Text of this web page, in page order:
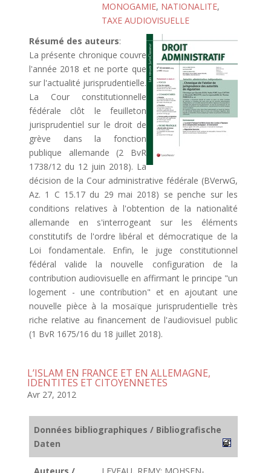
MONOGAMIE, NATIONALITE,
TAXE AUDIOVISUELLE
Résumé des auteurs:
La présente chronique couvre
l'année 2018 et ne porte que
sur l'actualité jurisprudentielle.
La Cour constitutionnelle
fédérale clôt le feuilleton
jurisprudentiel sur le droit de
grève dans la fonction
publique allemande (2 BvR
1738/12 du 12 juin 2018). La
décision de la Cour administrative fédérale (BVerwG,
Az. 1 C 15.17 du 29 mai 2018) se penche sur les
conditions relatives à l'obtention de la nationalité
allemande en s'interrogeant sur les éléments
constitutifs de l'ordre libéral et démocratique de la
Loi fondamentale. Enfin, le juge constitutionnel
fédéral valide la nouvelle configuration de la
contribution audiovisuelle en affirmant le principe "un
logement - une contribution" et en ajoutant une
nouvelle pièce à la mosaïque jurisprudentielle très
riche relative au financement de l'audiovisuel public
(1 BvR 1675/16 du 18 juillet 2018).
L’ISLAM EN FRANCE ET EN ALLEMAGNE,
IDENTITES ET CITOYENNETES
Avr 27, 2012
Données bibliographiques / Bibliografische
Daten